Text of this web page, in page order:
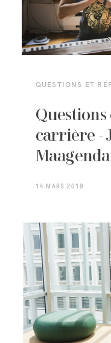
QUESTIONS ET
Questions
carrière -
14 MARS 2019